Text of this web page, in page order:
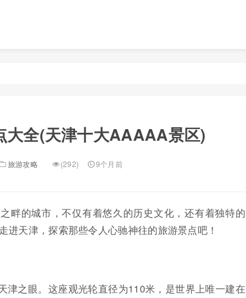
大全(天津十大AAAAA景区)
旅游攻略 (292) 9个月前
畔的城市，不仅有着悠久的历史文化，还有着独特的
进天津，探索那些令人心驰神往的旅游景点吧！
之眼。这座观光轮直径为110米，是世界上唯一建在